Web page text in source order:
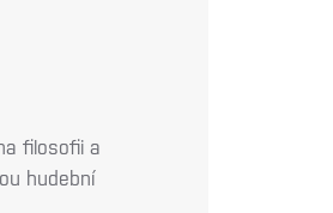
filosofii a
hudební